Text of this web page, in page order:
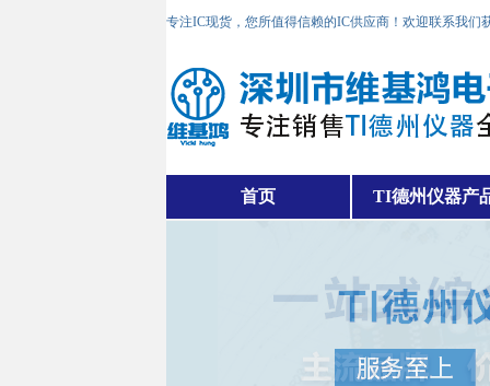
专注IC现货，您所值得信赖的IC供应商！欢迎联系我们
首页 TI德州仪器产